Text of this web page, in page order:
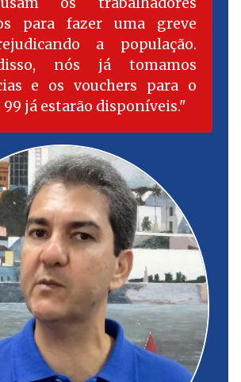
para fazer uma greve
a população.
nós já tomamos
e os vouchers para o
já estarão disponíveis.